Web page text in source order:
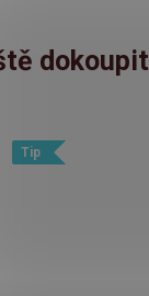
dokoupit
Tip